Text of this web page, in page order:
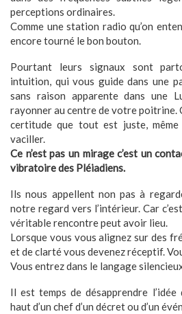
perceptions ordinaires.
Comme une station radio qu’on
encore tourné le bon bouton.
Pourtant leurs signaux sont
intuition, qui vous guide dans une
sans raison apparente dans une
rayonner au centre de votre poitrine.
certitude que tout est juste, même
vaciller.
Ce n’est pas un mirage c’est un
vibratoire des Pléiadiens.
Ils nous appellent non pas à
notre regard vers l’intérieur. Car
véritable rencontre peut avoir lieu.
Lorsque vous vous alignez sur des
et de clarté vous devenez réceptif.
Vous entrez dans le langage silencieux
Il est temps de désapprendre l’idée
haut d’un chef d’un décret ou d’un